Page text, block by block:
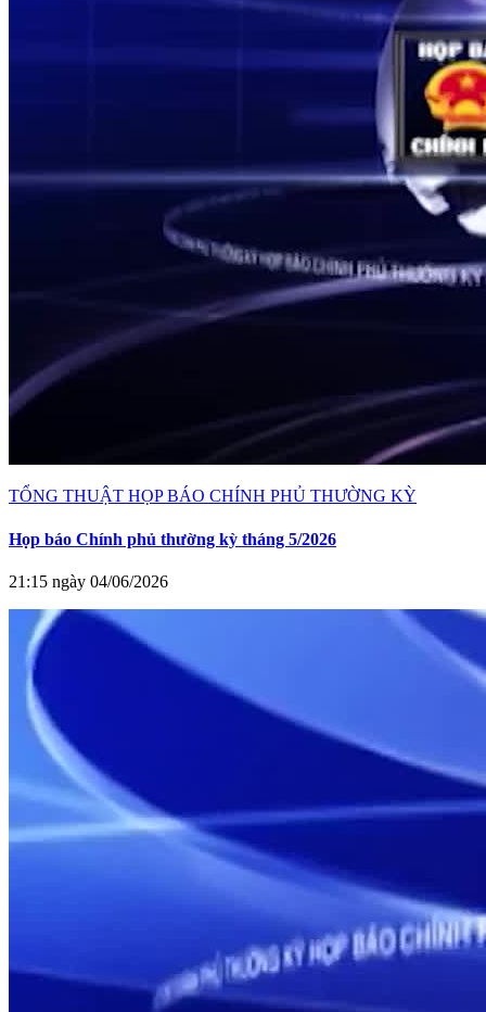
TỔNG THUẬT HỌP BÁO CHÍNH PHỦ THƯỜNG KỲ
Họp báo Chính phủ thường kỳ tháng 5/2026
21:15 ngày 04/06/2026